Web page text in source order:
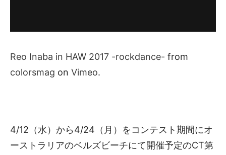
Reo Inaba in HAW 2017 -rockdance- from
colorsmag on Vimeo.
4/12（水）から4/24（月）をコンテスト期間にオ
ーストラリアのベルズビーチにて開催予定のCT第